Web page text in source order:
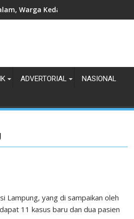
Warga Kedamaian Klaim Diteror
ADVERTORIAL NASIONAL
Lampung, yang di sampaikan oleh
11 kasus baru dan dua pasien